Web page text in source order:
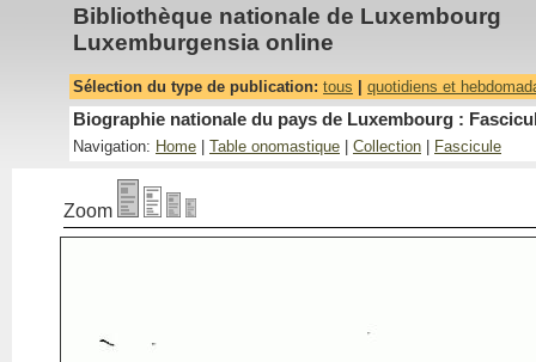
Bibliothèque nationale de Luxembourg
Luxemburgensia online
Sélection du type de publication: tous quotidiens et
Biographie nationale du pays de Luxembourg :
Navigation: Home Table onomastique Collection Fascicule
Zoom